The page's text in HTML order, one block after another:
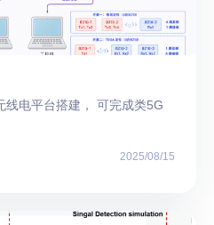
线电平台搭建， 可完成类5G
2025/08/15